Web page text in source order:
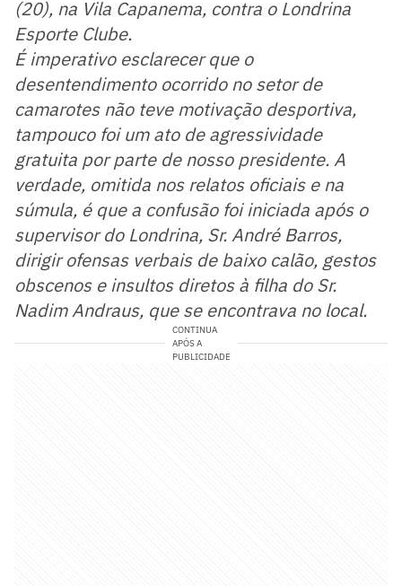
(20), na Vila Capanema, contra o Londrina
Esporte Clube.
É imperativo esclarecer que o
desentendimento ocorrido no setor de
camarotes não teve motivação desportiva,
tampouco foi um ato de agressividade
gratuita por parte de nosso presidente. A
verdade, omitida nos relatos oficiais e na
súmula, é que a confusão foi iniciada após o
supervisor do Londrina, Sr. André Barros,
dirigir ofensas verbais de baixo calão, gestos
obscenos e insultos diretos à filha do Sr.
Nadim Andraus, que se encontrava no local.
CONTINUA
APÓS A
PUBLICIDADE